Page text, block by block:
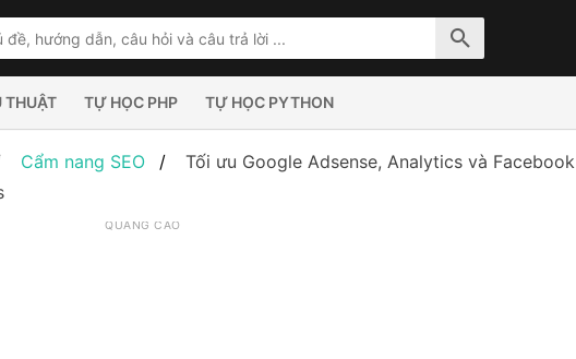
THUẬT TỰ HỌC PHP TỰ HỌC PYTHON
Cẩm nang SEO
Tối ưu Google Adsense, Analytics và Facebook
QUẢNG CÁO